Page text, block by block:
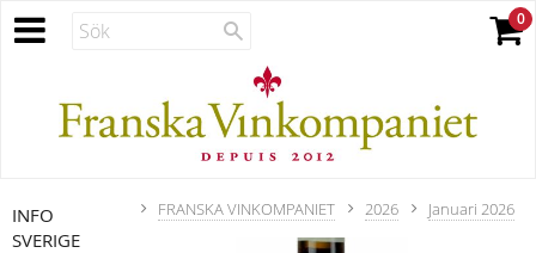
FRANSKA VINKOMPANIET 2026 Januari 2026
INFO
SVERIGE